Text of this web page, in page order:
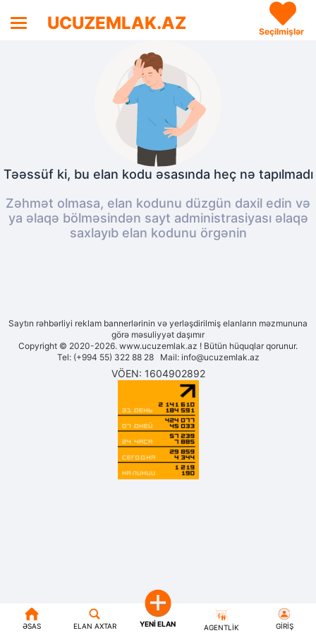
UCUZEMLAK.AZ Seçilmişlər
Təəssüf ki, bu elan kodu əsasında heç nə tapılmadı
Zəhmət olmasa, elan kodunu düzgün daxil edin və
ya əlaqə bölməsindən sayt administrasiyası əlaqə
saxlayıb elan kodunu örgənin
ƏSAS ELAN AXTAR YENI ELAN AGENTLIK GIRIŞ
Saytın rəhbərliyi reklam bannerlərinin və yerləşdirilmiş elanların məzmununa
görə məsuliyyət daşımır
Copyright © 2020-2026. www.ucuzemlak.az ! Bütün hüquqlar qorunur.
Tel: (+994 55) 322 88 28 Mail: info@ucuzemlak.az
VÖEN: 1604902892